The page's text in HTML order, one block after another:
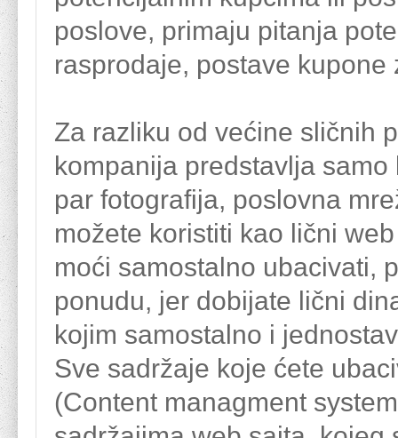
poslove, primaju pitanja
rasprodaje, postave
Za razliku od većine sličnih
kompanija predstavlja
par fotografija, poslovna
možete koristiti kao lični
moći samostalno ubacivati,
ponudu, jer dobijate lični
kojim samostalno i
Sve sadržaje koje ćete
(Content managment